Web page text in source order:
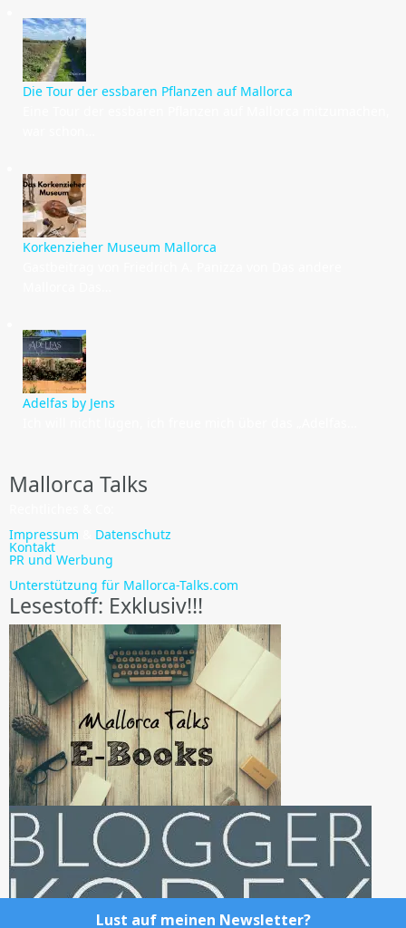
Die Tour der essbaren Pflanzen auf Mallorca
Korkenzieher Museum Mallorca
Adelfas by Jens
Mallorca Talks
Impressum
Datenschutz
Kontakt
PR und Werbung
Unterstützung für Mallorca-Talks.com
Lesestoff: Exklusiv!!!